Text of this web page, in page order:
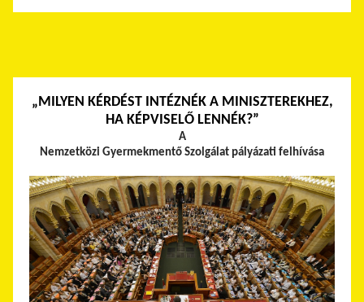
„MILYEN KÉRDÉST INTÉZNÉK A MINISZTEREKHEZ,
HA KÉPVISELŐ LENNÉK?”
A
Nemzetközi Gyermekmentő Szolgálat pályázati felhívása